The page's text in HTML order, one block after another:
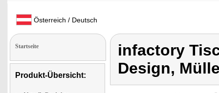
Österreich / Deutsch
Startseite
Produkt-Übersicht:
infactory
Design,